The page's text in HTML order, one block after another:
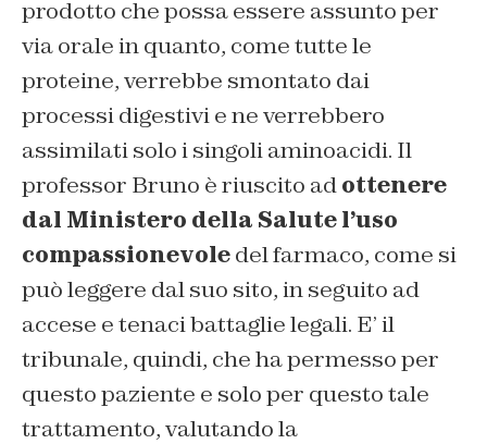
prodotto che possa essere assunto per
via orale in quanto, come tutte le
proteine, verrebbe smontato dai
processi digestivi e ne verrebbero
assimilati solo i singoli aminoacidi. Il
professor Bruno è riuscito adottenere
dal Ministero della Salute l’uso
compassionevoledel farmaco, come si
può leggere dal suo sito, in seguito ad
accese e tenaci battaglie legali. E’ il
tribunale, quindi, che ha permesso per
questo paziente e solo per questo tale
trattamento, valutando la